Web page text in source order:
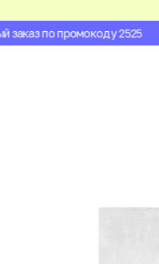
по промокоду 2525